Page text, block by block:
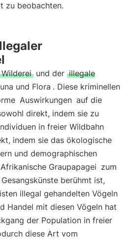
zu beobachten.
Wilderei und der illegale
und Flora . Diese kriminellen
Auswirkungen auf die
direkt, indem sie zu
in freier Wildbahn
indem sie das ökologische
und demographischen
Afrikanische Graupapagei zum
berühmt ist,
illegal gehandelten Vögeln
Handel mit diesen Vögeln hat
der Population in freier
diese Art vom